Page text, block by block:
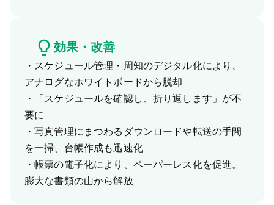
効果・改善
・スケジュール管理・周知のデジタル化により、
アナログなホワイトボードから脱却
・「スケジュールを確認し、折り返します」が不
要に
・写真管理にまつわるダウンロードや転送の手間
を一掃、台帳作成も迅速化
・帳票の電子化により、ペーパーレス化を促進。
膨大な書類の山から解放